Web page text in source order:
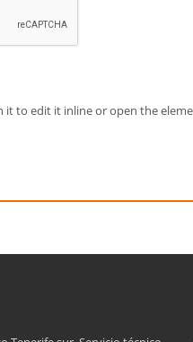
it to edit it inline or open the